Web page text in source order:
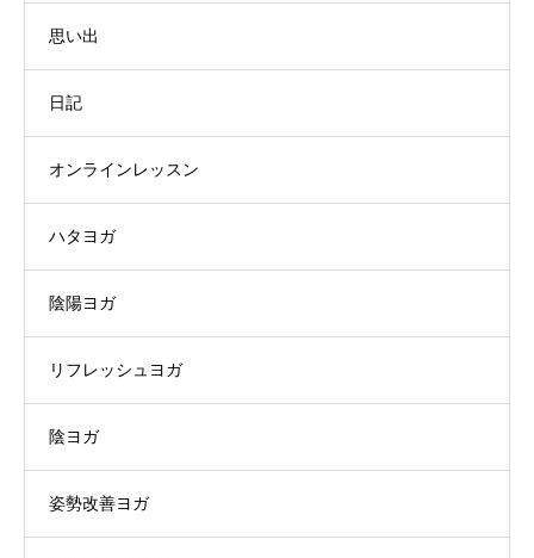
思い出
日記
オンラインレッスン
ハタヨガ
陰陽ヨガ
リフレッシュヨガ
陰ヨガ
姿勢改善ヨガ